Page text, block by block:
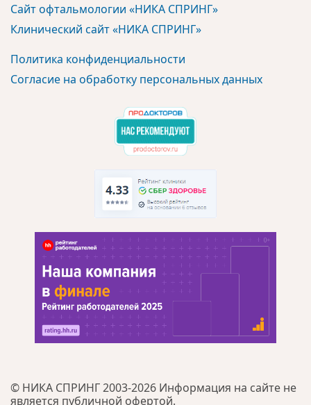
Сайт офтальмологии «НИКА СПРИНГ»
Клинический сайт «НИКА СПРИНГ»
Политика конфиденциальности
Согласие на обработку персональных данных
© НИКА СПРИНГ 2003-2026 Информация на сайте не
является публичной офертой.